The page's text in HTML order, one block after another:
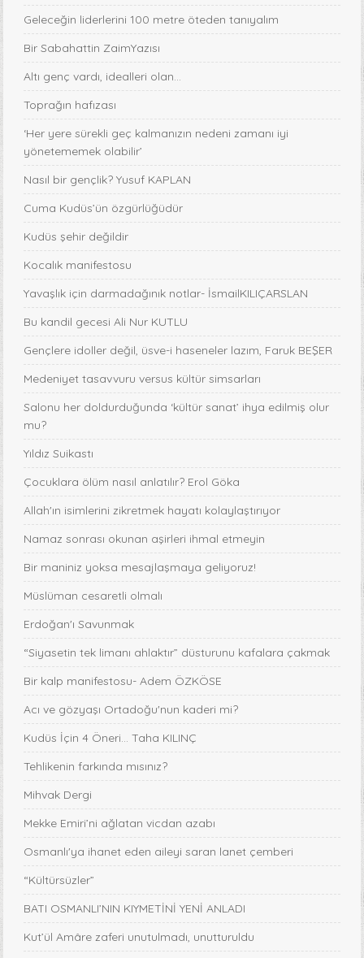
Geleceğin liderlerini 100 metre öteden tanıyalım
Bir Sabahattin ZaimYazısı
Altı genç vardı, idealleri olan...
Toprağın hafızası
‘Her yere sürekli geç kalmanızın nedeni zamanı iyi
yönetememek olabilir’
Nasıl bir gençlik? Yusuf KAPLAN
Cuma Kudüs’ün özgürlüğüdür
Kudüs şehir değildir
Kocalık manifestosu
Yavaşlık için darmadağınık notlar- İsmailKILIÇARSLAN
Bu kandil gecesi Ali Nur KUTLU
Gençlere idoller değil, üsve-i haseneler lazım, Faruk BEŞER
Medeniyet tasavvuru versus kültür simsarları
Salonu her doldurduğunda ‘kültür sanat’ ihya edilmiş olur
mu?
Yıldız Suikastı
Çocuklara ölüm nasıl anlatılır? Erol Göka
Allah'ın isimlerini zikretmek hayatı kolaylaştırıyor
Namaz sonrası okunan aşirleri ihmal etmeyin
Bir maniniz yoksa mesajlaşmaya geliyoruz!
Müslüman cesaretli olmalı
Erdoğan'ı Savunmak
“Siyasetin tek limanı ahlaktır” düsturunu kafalara çakmak
Bir kalp manifestosu- Adem ÖZKÖSE
Acı ve gözyaşı Ortadoğu'nun kaderi mi?
Kudüs İçin 4 Öneri... Taha KILINÇ
Tehlikenin farkında mısınız?
Mihvak Dergi
Mekke Emiri’ni ağlatan vicdan azabı
Osmanlı'ya ihanet eden aileyi saran lanet çemberi
“Kültürsüzler”
BATI OSMANLI’NIN KIYMETİNİ YENİ ANLADI
Kut’ül Amâre zaferi unutulmadı, unutturuldu